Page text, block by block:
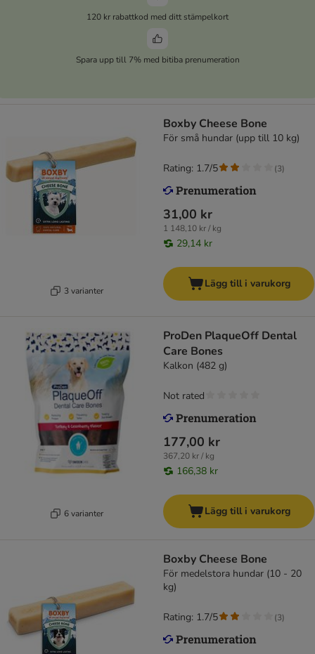
120 kr rabattkod med ditt stämpelkort
Spara upp till 7% med bitiba prenumeration
3 varianter
Boxby Cheese Bone
För små hundar (upp till 10 kg)
31,00 kr
1 148,10 kr / kg
29,14 kr
Rating: 1.7/5 (3)
Lägg till i varukorg
6 varianter
ProDen PlaqueOff Dental
Care Bones
Kalkon (482 g)
177,00 kr
367,20 kr / kg
166,38 kr
Not rated
Lägg till i varukorg
Boxby Cheese Bone
För medelstora hundar (10 - 20
kg)
Rating: 1.7/5 (3)